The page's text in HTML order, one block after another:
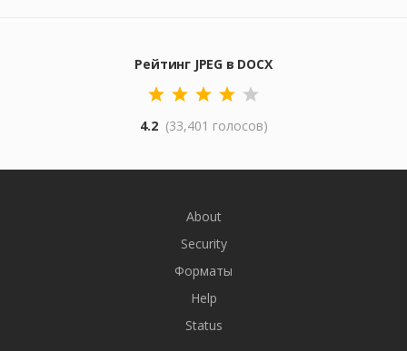
Рейтинг JPEG в DOCX
4.2 (33,401 голосов)
About
Security
Форматы
Help
Status